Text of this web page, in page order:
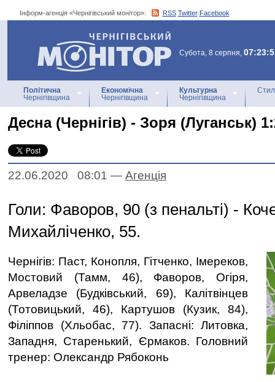
Інформ-агенція «Чернігівський монітор»: RSS Twitter Facebook
Інформ-агенція
«Чернігівський монітор»
Субота, 8 серпня,
Політична
Чернігівщина
Економічна
Чернігівщина
Культурна
Чернігівщина
Десна (Чернігів) - Зоря (Луганськ)
22.06.2020 08:01 — Агенцiя
Голи: Фаворов, 90 (з пенальті) -
Михайліченко, 55.
Чернігів: Паст, Конопля, Гітченко, Імереков,
Мостовий (Тамм, 46), Фаворов, Огіря,
Арвеладзе (Будківський, 69), Калітвінцев
(Тотовицький, 46), Картушов (Кузик, 84),
Філіппов (Хльобас, 77). Запасні: Литовка,
Западня, Старенький, Єрмаков. Головний
тренер: Олександр Рябоконь